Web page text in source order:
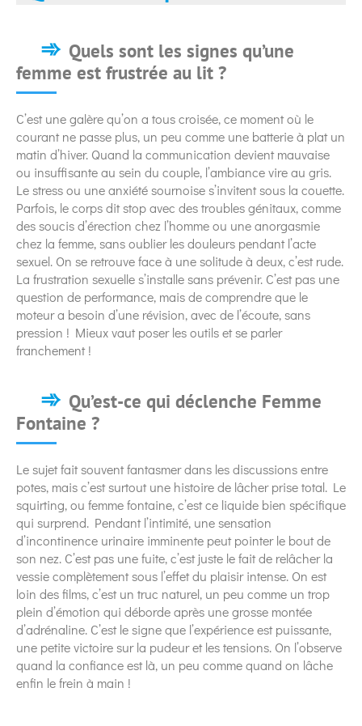
Quels sont les signes qu’une
femme est frustrée au lit ?
C’est une galère qu’on a tous croisée, ce moment où le
courant ne passe plus, un peu comme une batterie à plat un
matin d’hiver. Quand la communication devient mauvaise
ou insuffisante au sein du couple, l’ambiance vire au gris.
Le stress ou une anxiété sournoise s’invitent sous la couette.
Parfois, le corps dit stop avec des troubles génitaux, comme
des soucis d’érection chez l’homme ou une anorgasmie
chez la femme, sans oublier les douleurs pendant l’acte
sexuel. On se retrouve face à une solitude à deux, c’est rude.
La frustration sexuelle s’installe sans prévenir. C’est pas une
question de performance, mais de comprendre que le
moteur a besoin d’une révision, avec de l’écoute, sans
pression ! Mieux vaut poser les outils et se parler
franchement !
Qu’est-ce qui déclenche Femme
Fontaine ?
Le sujet fait souvent fantasmer dans les discussions entre
potes, mais c’est surtout une histoire de lâcher prise total. Le
squirting, ou femme fontaine, c’est ce liquide bien spécifique
qui surprend. Pendant l’intimité, une sensation
d’incontinence urinaire imminente peut pointer le bout de
son nez. C’est pas une fuite, c’est juste le fait de relâcher la
vessie complètement sous l’effet du plaisir intense. On est
loin des films, c’est un truc naturel, un peu comme un trop
plein d’émotion qui déborde après une grosse montée
d’adrénaline. C’est le signe que l’expérience est puissante,
une petite victoire sur la pudeur et les tensions. On l’observe
quand la confiance est là, un peu comme quand on lâche
enfin le frein à main !